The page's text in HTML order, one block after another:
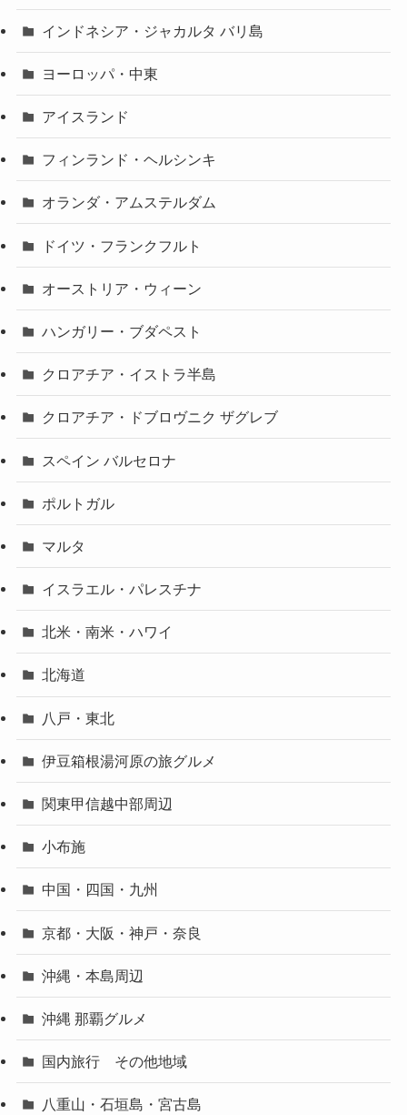
インドネシア・ジャカルタ バリ島
ヨーロッパ・中東
アイスランド
フィンランド・ヘルシンキ
オランダ・アムステルダム
ドイツ・フランクフルト
オーストリア・ウィーン
ハンガリー・ブダペスト
クロアチア・イストラ半島
クロアチア・ドブロヴニク ザグレブ
スペイン バルセロナ
ポルトガル
マルタ
イスラエル・パレスチナ
北米・南米・ハワイ
北海道
八戸・東北
伊豆箱根湯河原の旅グルメ
関東甲信越中部周辺
小布施
中国・四国・九州
京都・大阪・神戸・奈良
沖縄・本島周辺
沖縄 那覇グルメ
国内旅行 その他地域
八重山・石垣島・宮古島